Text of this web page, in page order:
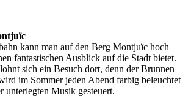
kann man auf den Berg Montjuïc hoch
fantastischen Ausblick auf die Stadt bietet.
sich ein Besuch dort, denn der Brunnen
im Sommer jeden Abend farbig beleuchtet
unterlegten Musik gesteuert.